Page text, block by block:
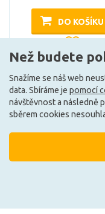
DO KOŠÍKU
Ze
Než budete
Snažíme se náš web
data. Sbíráme je pomocí
návštěvnost a následně
sběrem cookies